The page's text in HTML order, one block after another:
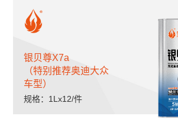
银贝尊X7a
（特别推荐奥迪大众
车型）
规格：1Lx12/件